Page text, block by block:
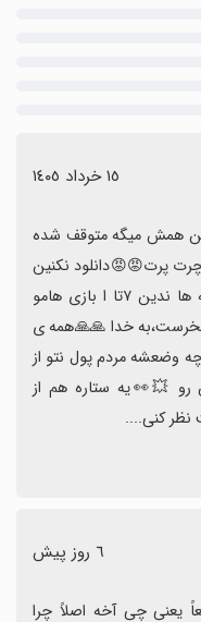
١٥ خرداد ١٤٠٥
نظر کنی....
٦ روز پیش